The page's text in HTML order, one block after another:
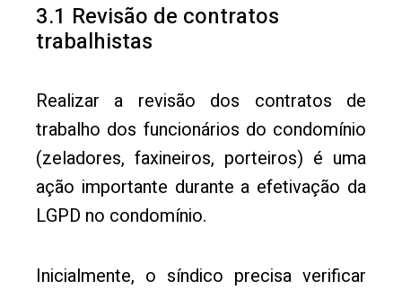
3.1 Revisão de contratos
trabalhistas
Realizar a revisão dos contratos de
trabalho dos funcionários do condomínio
(zeladores, faxineiros, porteiros) é uma
ação importante durante a efetivação da
LGPD no condomínio.
Inicialmente, o síndico precisa verificar